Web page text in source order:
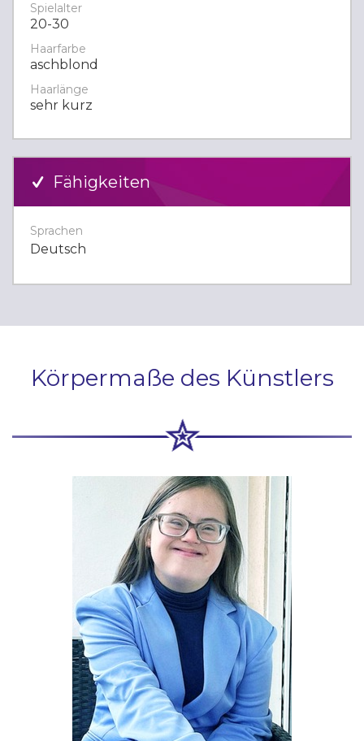
Spielalter
20-30
Haarfarbe
aschblond
Haarlänge
sehr kurz
Fähigkeiten
Sprachen
Deutsch
Körpermaße des Künstlers